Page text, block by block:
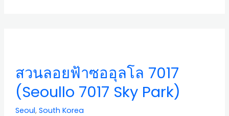
สวนลอยฟ้าซออุลโล 7017
(Seoullo 7017 Sky Park)
Seoul, South Korea
อุลโล
7017
(Seoullo
7017